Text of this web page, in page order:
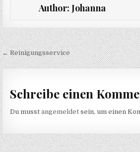
Author: Johanna
Beitragsnavigation
← Reinigungsservice
Schreibe einen
Du musstangemeldet sein, um einen